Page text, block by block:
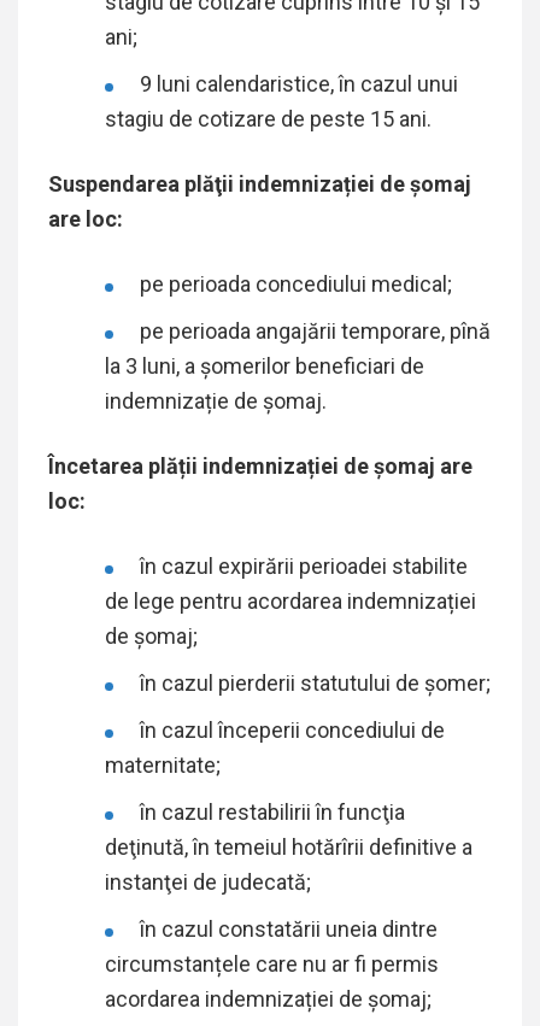
ani;
9 luni calendaristice, în cazul unui
stagiu de cotizare de peste 15 ani.
Suspendarea plăţii indemnizației de şomaj
are loc:
pe perioada concediului medical;
pe perioada angajării temporare, pînă
la 3 luni, a șomerilor beneficiari de
indemnizație de șomaj.
Încetarea plății indemnizației de șomaj are
loc:
în cazul expirării perioadei stabilite
de lege pentru acordarea indemnizației
de șomaj;
în cazul pierderii statutului de şomer;
în cazul începerii concediului de
maternitate;
în cazul restabilirii în funcţia
deţinută, în temeiul hotărîrii definitive a
instanţei de judecată;
în cazul constatării uneia dintre
circumstanțele care nu ar fi permis
acordarea indemnizației de şomaj;